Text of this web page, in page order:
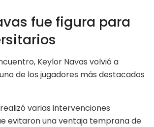
fue figura para
Keylor Navas volvió a
de los jugadores más destacados
varias intervenciones
evitaron una ventaja temprana de